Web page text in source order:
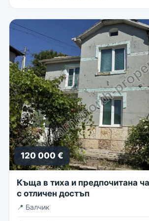
120 000 €
Къща в тиха и предпочитана
с отличен достъп
📍 Балчик